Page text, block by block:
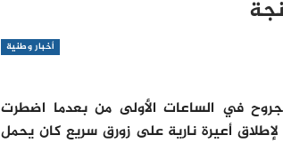
أخبار وطنية
في الساعات الأولى من بعدما اضطرت
لإطلاق أعيرة نارية على زورق سريع كان يحمل